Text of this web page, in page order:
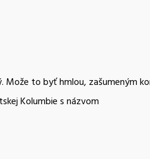
to byť hmlou, zašumeným
Kolumbie s názvom